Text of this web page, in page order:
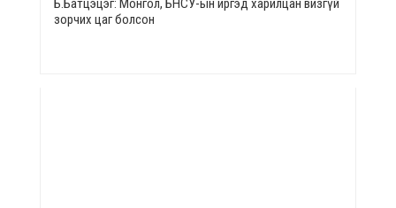
зорчих цаг болсон